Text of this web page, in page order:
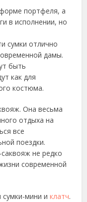
портфеля, а
в исполнении, но
сумки отлично
дамы.
быть
как для
костюма.
Она весьма
отдыха на
все
поездки.
не редко
современной
сумки-мини иклатч.